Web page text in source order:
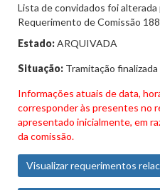
Lista de convidados foi alterada
Requerimento de Comissão
Estado:ARQUIVADA
Situação: Tramitação finalizada
Informações atuais de data,
corresponder às presentes no
apresentado inicialmente, em
da comissão.
Visualizar requerimentos